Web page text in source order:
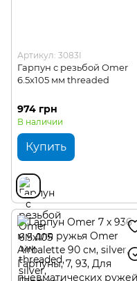
Артикул: 3083I
Гарпун с резьбой Omer
6.5х105 мм threaded
974 грн
В наличии
Купить